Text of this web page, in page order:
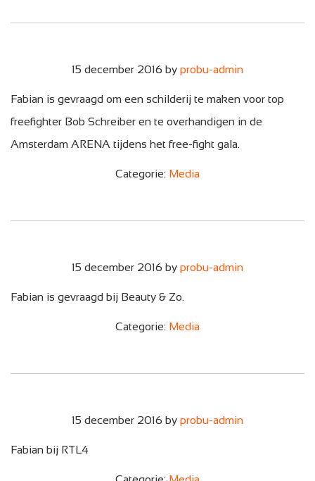
15 december 2016 by probu-admin
Fabian is gevraagd om een schilderij te maken voor top
freefighter Bob Schreiber en te overhandigen in de
Amsterdam ARENA tijdens het free-fight gala.
Categorie: Media
15 december 2016 by probu-admin
Fabian is gevraagd bij Beauty & Zo.
Categorie: Media
15 december 2016 by probu-admin
Fabian bij RTL4